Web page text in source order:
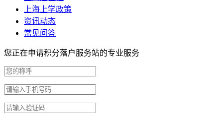
上海上学政策
资讯动态
常见问答
您正在申请积分落户服务站的专业服务